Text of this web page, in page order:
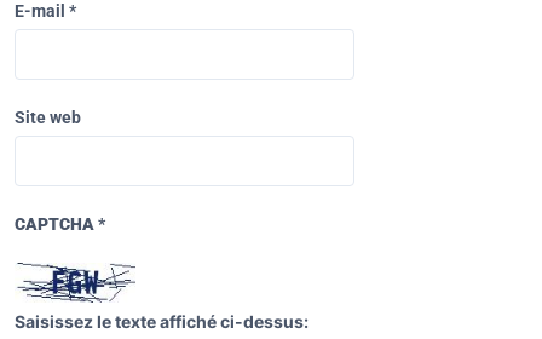
E-mail *
Site web
CAPTCHA *
Saisissez le texte affiché ci-dessus: